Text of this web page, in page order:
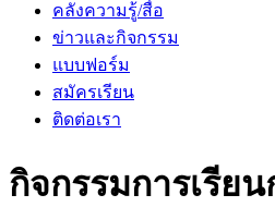
คลังความรู้/สื่อ
ข่าวและกิจกรรม
แบบฟอร์ม
สมัครเรียน
ติดต่อเรา
กิจกรรมการเรีย